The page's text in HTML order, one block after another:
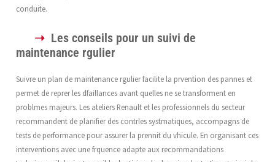
conduite.
Les conseils pour un suivi de
maintenance rgulier
Suivre un plan de maintenance rgulier facilite la prvention des pannes et
permet de reprer les dfaillances avant quelles ne se transforment en
problmes majeurs. Les ateliers Renault et les professionnels du secteur
recommandent de planifier des contrles systmatiques, accompagns de
tests de performance pour assurer la prennit du vhicule. En organisant ces
interventions avec une frquence adapte aux recommandations